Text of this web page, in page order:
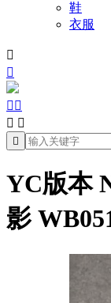
鞋
衣服


 
 

YC版本
影